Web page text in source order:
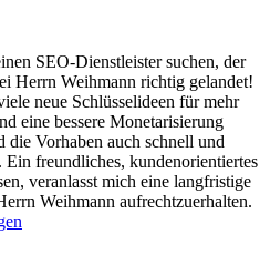
SEO-Dienstleister suchen, der
Herrn Weihmann richtig gelandet!
neue Schlüsselideen für mehr
eine bessere Monetarisierung
die Vorhaben auch schnell und
freundliches, kundenorientiertes
veranlasst mich eine langfristige
Weihmann aufrechtzuerhalten.